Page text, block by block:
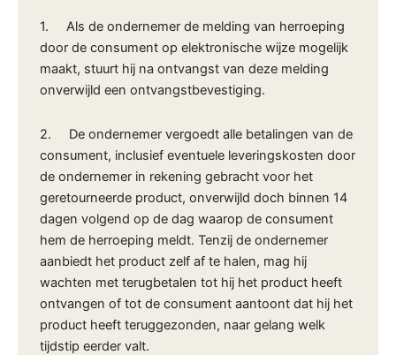
1. Als de ondernemer de melding van herroeping
door de consument op elektronische wijze mogelijk
maakt, stuurt hij na ontvangst van deze melding
onverwijld een ontvangstbevestiging.
2. De ondernemer vergoedt alle betalingen van de
consument, inclusief eventuele leveringskosten door
de ondernemer in rekening gebracht voor het
geretourneerde product, onverwijld doch binnen 14
dagen volgend op de dag waarop de consument
hem de herroeping meldt. Tenzij de ondernemer
aanbiedt het product zelf af te halen, mag hij
wachten met terugbetalen tot hij het product heeft
ontvangen of tot de consument aantoont dat hij het
product heeft teruggezonden, naar gelang welk
tijdstip eerder valt.